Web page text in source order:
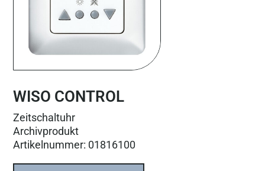
WISO CONTROL
Zeitschaltuhr
Archivprodukt
Artikelnummer: 01816100